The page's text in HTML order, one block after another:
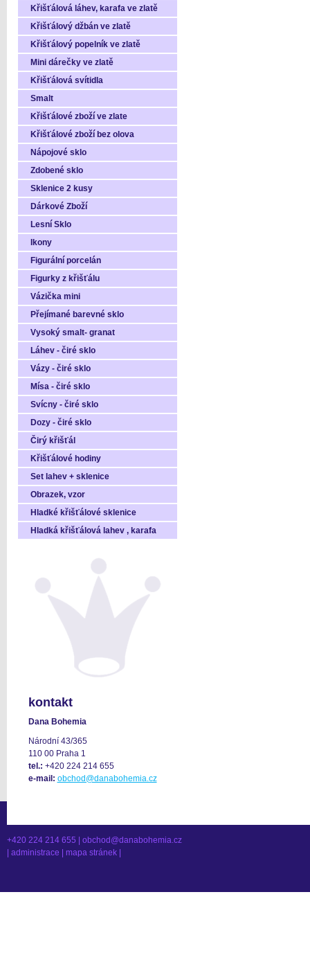
Křišťálová láhev, karafa ve zlatě
Křišťálový džbán ve zlatě
Křišťálový popelník ve zlatě
Mini dárečky ve zlatě
Křišťálová svítidla
Smalt
Křišťálové zboží ve zlate
Křišťálové zboží bez olova
Nápojové sklo
Zdobené sklo
Sklenice 2 kusy
Dárkové Zboží
Lesní Sklo
Ikony
Figurální porcelán
Figurky z křišťálu
Vázička mini
Přejímané barevné sklo
Vysoký smalt- granat
Láhev - čiré sklo
Vázy - čiré sklo
Mísa - čiré sklo
Svícny - čiré sklo
Dozy - čiré sklo
Čirý křišťál
Křišťálové hodiny
Set lahev + sklenice
Obrazek, vzor
Hladké křišťálové sklenice
Hladká křišťálová lahev , karafa
kontakt
Dana Bohemia
Národní 43/365
110 00 Praha 1
tel.: +420 224 214 655
e-mail: obchod@danabohemia.cz
+420 224 214 655 | obchod@danabohemia.cz
administrace mapa stránek|